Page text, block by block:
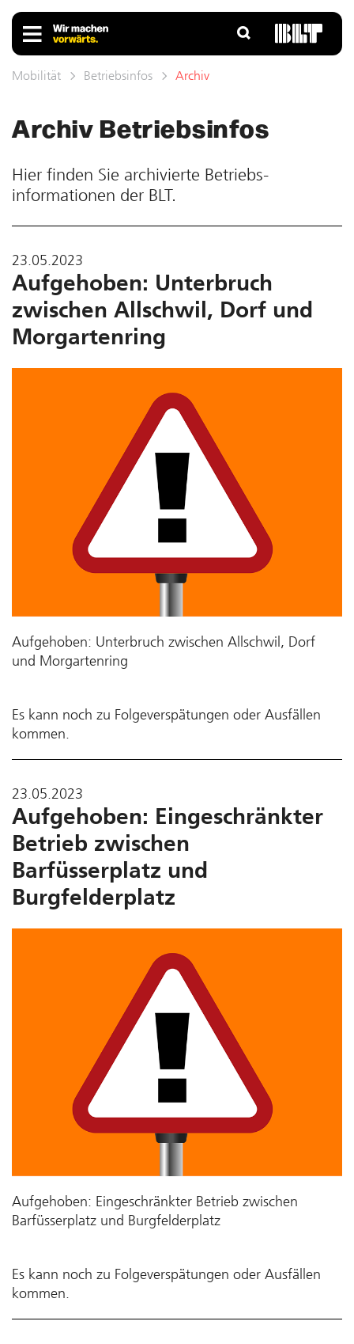
Mobilität Betriebsinfos Archiv
Archiv Betriebs­infos
Hier finden Sie ar­chivierte Betriebs­
informationen der BLT.
23.05.2023
Aufgehoben: Unterbruch
zwischen Allschwil, Dorf und
Morgartenring
Aufgehoben: Unterbruch zwischen Allschwil, Dorf
und Morgartenring
Es kann noch zu Folgeverspätungen oder Ausfällen
kommen.
23.05.2023
Aufgehoben: Eingeschränkter
Betrieb zwischen
Barfüsserplatz und
Burgfelderplatz
Aufgehoben: Eingeschränkter Betrieb zwischen
Barfüsserplatz und Burgfelderplatz
Es kann noch zu Folgeverspätungen oder Ausfällen
kommen.